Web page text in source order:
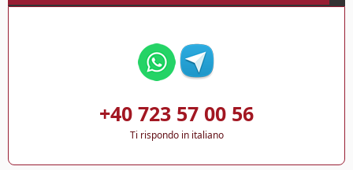
+40 723 57 00 56
Ti rispondo in italiano